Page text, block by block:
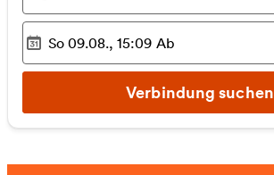
Ausgewählter Zeitpunkt
So 09.08., 15:09 Ab
Verbindung suchen